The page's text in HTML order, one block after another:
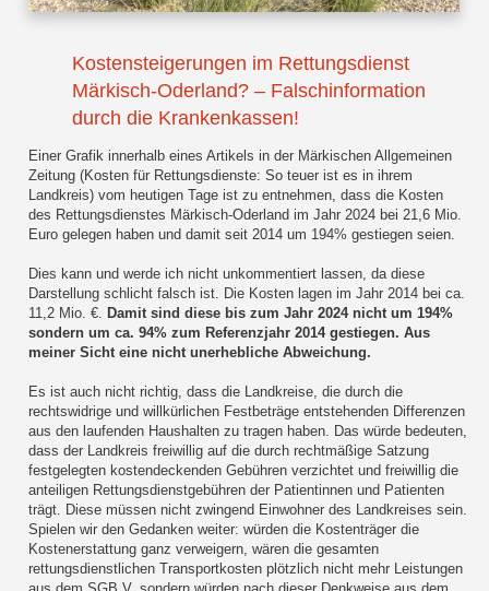
Kostensteigerungen im Rettungsdienst
Märkisch-Oderland? – Falschinformation
durch die Krankenkassen!
Einer Grafik innerhalb eines Artikels in der Märkischen Allgemeinen
Zeitung (Kosten für Rettungsdienste: So teuer ist es in ihrem
Landkreis) vom heutigen Tage ist zu entnehmen, dass die Kosten
des Rettungsdienstes Märkisch-Oderland im Jahr 2024 bei 21,6 Mio.
Euro gelegen haben und damit seit 2014 um 194% gestiegen seien.
Dies kann und werde ich nicht unkommentiert lassen, da diese
Darstellung schlicht falsch ist. Die Kosten lagen im Jahr 2014 bei ca.
11,2 Mio. €. Damit sind diese bis zum Jahr 2024 nicht um 194%
sondern um ca. 94% zum Referenzjahr 2014 gestiegen. Aus
meiner Sicht eine nicht unerhebliche Abweichung.
Es ist auch nicht richtig, dass die Landkreise, die durch die
rechtswidrige und willkürlichen Festbeträge entstehenden Differenzen
aus den laufenden Haushalten zu tragen haben. Das würde bedeuten,
dass der Landkreis freiwillig auf die durch rechtmäßige Satzung
festgelegten kostendeckenden Gebühren verzichtet und freiwillig die
anteiligen Rettungsdienstgebühren der Patientinnen und Patienten
trägt. Diese müssen nicht zwingend Einwohner des Landkreises sein.
Spielen wir den Gedanken weiter: würden die Kostenträger die
Kostenerstattung ganz verweigern, wären die gesamten
rettungsdienstlichen Transportkosten plötzlich nicht mehr Leistungen